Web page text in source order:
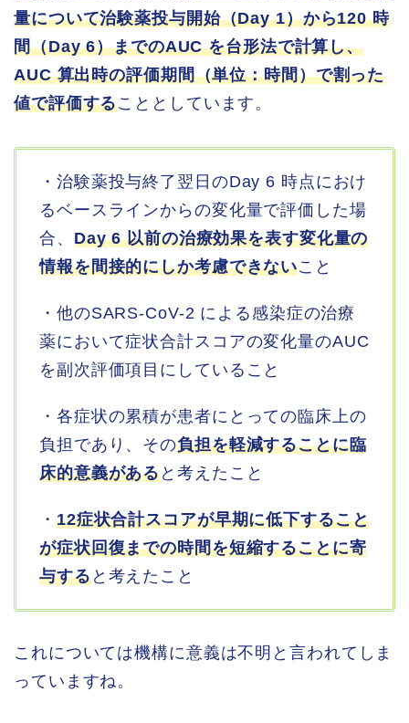
量について治験薬投与開始（Day 1）から120 時
間（Day 6）までのAUC を台形法で計算し、
AUC 算出時の評価期間（単位：時間）で割った
値で評価することとしています。
・治験薬投与終了翌日のDay 6 時点におけ
るベースラインからの変化量で評価した場
合、 Day 6 以前の治療効果を表す変化量の
情報を間接的にしか考慮できないこと
・他のSARS-CoV-2 による感染症の治療
薬において症状合計スコアの変化量のAUC
を副次評価項目にしていること
・各症状の累積が患者にとっての臨床上の
負担であり、その負担を軽減することに臨
床的意義があると考えたこと
・ 12症状合計スコアが早期に低下すること
が症状回復までの時間を短縮することに寄
与すると考えたこと
これについては機構に意義は不明と言われてしま
っていますね。